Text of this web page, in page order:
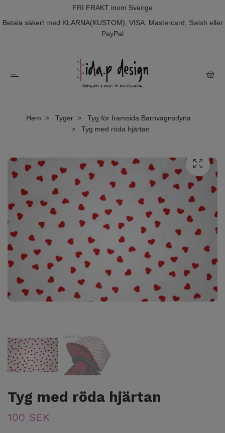
FRI FRAKT inom Sverige
Betala säkert med KLARNA(KUSTOM), VISA, Mastercard, Swish eller
PayPal
Hem Tyger
Tyg för framsida Barnvagnsdyna
Tyg med röda hjärtan
Tyg med röda hjärtan
100 SEK